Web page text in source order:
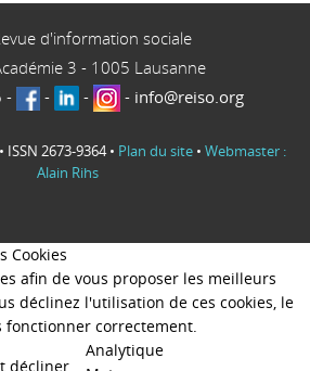
d'information sociale
3 - 1005 Lausanne
- - - - info@reiso.org
2673-9364 • Plan du site • Webmaster :
Alain Rihs
Cookies
afin de vous proposer les meilleurs
déclinez l'utilisation de ces cookies, le
correctement.
décliner
Analytique